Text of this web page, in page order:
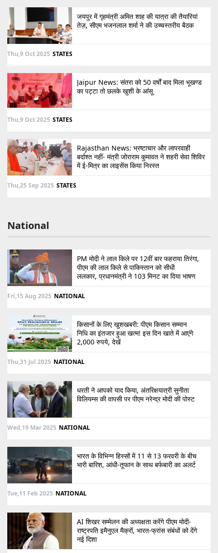
जयपुर में गृहमंत्री अमित शाह की यात्रा की तैयारियां
तेज़, सीएम भजनलाल शर्मा ने की उच्चस्तरीय बैठक
Thu,9 Oct 2025 STATES
Jaipur News: संतरा को 50 वर्षों बाद मिला भूखण्ड
का पट्टा तो छलके खुशी के आंसू
Thu,9 Oct 2025 STATES
Rajasthan News: भ्रष्टाचार और लापरवाही
बर्दाश्त नहीं- मंत्री जोराराम कुमावत ने शहरी सेवा शिविर
में ई-मित्र का लाइसेंस किया निरस्त
Thu,25 Sep 2025 STATES
National
PM मोदी ने लाल किले पर 12वीं बार फहराया तिरंगा,
पीएम की लाल किले से पाकिस्तान को सीधी
ललकार, प्रधानमंत्री ने 103 मिनट का दिया भाषण
Fri,15 Aug 2025 NATIONAL
किसानों के लिए खुशखबरी: पीएम किसान सम्मान
निधि का इंतजार हुआ खत्म! इस दिन खाते में आएंगे
2,000 रुपये, देखें
Thu,31 Jul 2025 NATIONAL
धरती ने आपको याद किया, अंतरिक्षयात्री सुनीता
विलियम्स की वापसी पर पीएम नरेन्द्र मोदी की पोस्ट
Wed,19 Mar 2025 NATIONAL
भारत के विभिन्न हिस्सों में 11 से 13 फरवरी के बीच
भारी बारिश, आंधी-तूफान के साथ बर्फबारी का अलर्ट
Tue,11 Feb 2025 NATIONAL
AI शिखर सम्मेलन की अध्यक्षता करेंगे पीएम मोदी-
राष्ट्रपति इमैनुएल मैक्रों, भारत-फ्रांस संबंधों को देंगे
नई दिशा